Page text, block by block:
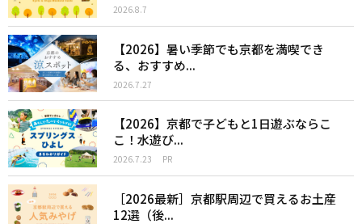
2026.8.7
【2026】暑い季節でも京都を満喫でき
る、おすすめ...
2026.7.27
【2026】京都で子どもと1日遊ぶならこ
こ！水遊び...
2026.7.23 PR
［2026最新］京都駅周辺で買えるお土産
12選（後...